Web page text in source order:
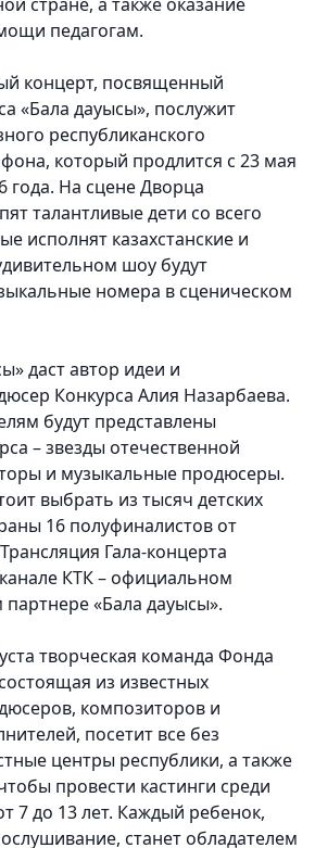
педагогам.
концерт, посвященный
«Бала дауысы», послужит
республиканского
который продлится с 23 мая
года. На сцене Дворца
талантливые дети со всего
исполнят казахстанские и
шоу будут
номера в сценическом
даст автор идеи и
Конкурса Алия Назарбаева.
будут представлены
– звезды отечественной
и музыкальные продюсеры.
выбрать из тысяч детских
16 полуфиналистов от
Гала-концерта
КТК – официальном
«Бала дауысы».
творческая команда Фонда
из известных
композиторов и
посетит все без
центры республики, а также
провести кастинги среди
7 до 13 лет. Каждый ребенок,
станет обладателем